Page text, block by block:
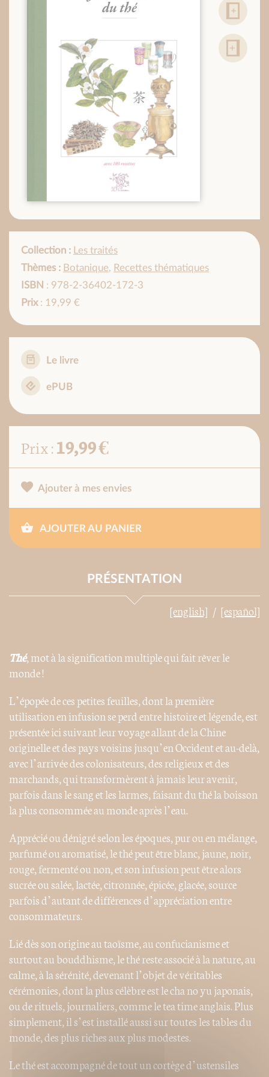
Collection : Les traités
Thèmes : Botanique, Recettes thématiques
ISBN : 978-2-36402-172-3
Prix: 19,99 €
Le livre
ePUB
Prix :19,99 €
Ajouter à mes envies
AJOUTER AU PANIER
PRÉSENTATION
[english] [español]
Thé, mot à la signification multiple qui fait rêver le
monde !
L’épopée de ces petites feuilles, dont la première
utilisation en infusion se perd entre histoire et légende, est
présentée ici suivant leur voyage allant de la Chine
originelle et des pays voisins jusqu’en Occident et au-delà,
avec l’arrivée des colonisateurs, des religieux et des
marchands, qui transformèrent à jamais leur avenir,
parfois dans le sang et les larmes, faisant du thé la boisson
la plus consommée au monde après l’eau.
Apprécié ou dénigré selon les époques, pur ou en mélange,
parfumé ou aromatisé, le thé peut être blanc, jaune, noir,
rouge, fermenté ou non, et son infusion peut être alors
sucrée ou salée, lactée, citronnée, épicée, glacée, source
parfois d’autant de différences d’appréciation entre
consommateurs.
Lié dès son origine au taoïsme, au confucianisme et
surtout au bouddhisme, le thé reste associé à la nature, au
calme, à la sérénité, devenant l’objet de véritables
cérémonies, dont la plus célèbre est le cha no yu japonais,
ou de rituels, journaliers, comme le tea time anglais. Plus
simplement, il s’est installé aussi sur toutes les tables du
monde, des plus riches aux plus modestes.
Le thé est accompagné de tout un cortège d’ustensiles